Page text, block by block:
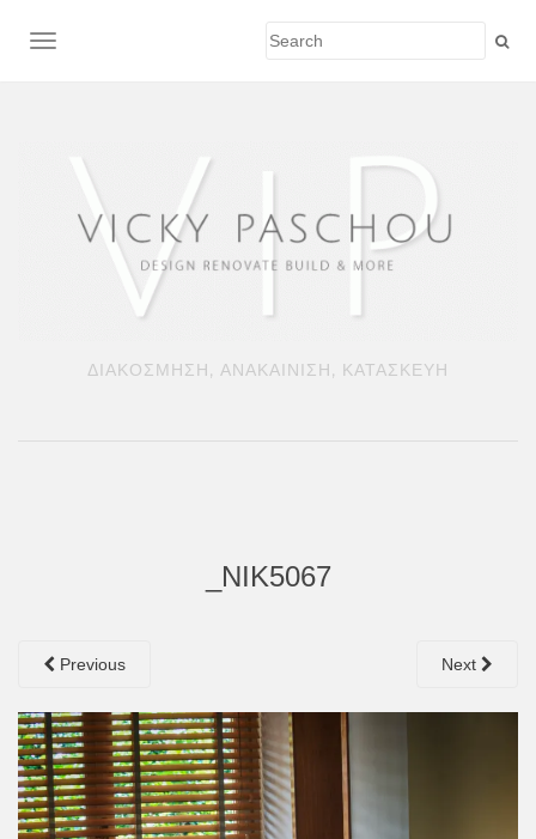
TOGGLE NAVIGATION
ΔΙΑΚΟΣΜΗΣΗ, ΑΝΑΚΑΙΝΙΣΗ, ΚΑΤΑΣΚΕΥΗ
_NIK5067
Previous Next